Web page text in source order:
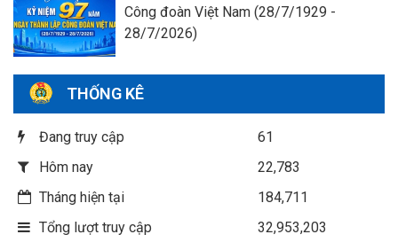
Công đoàn Việt Nam (28/7/1929 -
28/7/2026)
THỐNG KÊ
Đang truy cập
61
Hôm nay
22,783
Tháng hiện tại
184,711
Tổng lượt truy cập
32,953,203